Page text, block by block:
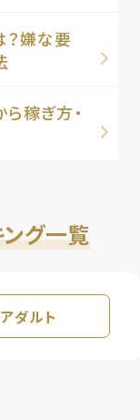
？嫌な要
稼ぎ方・
グ一覧
ダルト